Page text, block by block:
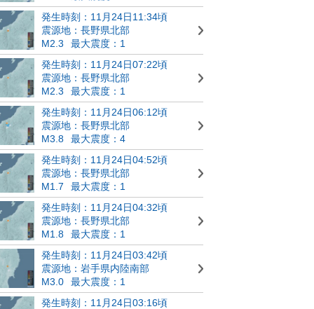
発生時刻：11月24日11:34頃
震源地：長野県北部
M2.3
最大震度：1
発生時刻：11月24日07:22頃
震源地：長野県北部
M2.3
最大震度：1
発生時刻：11月24日06:12頃
震源地：長野県北部
M3.8
最大震度：4
発生時刻：11月24日04:52頃
震源地：長野県北部
M1.7
最大震度：1
発生時刻：11月24日04:32頃
震源地：長野県北部
M1.8
最大震度：1
発生時刻：11月24日03:42頃
震源地：岩手県内陸南部
M3.0
最大震度：1
発生時刻：11月24日03:16頃